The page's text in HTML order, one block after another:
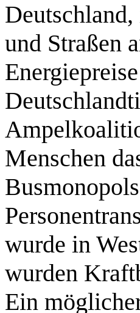
und Straßen
Menschen
wurde in
wurden
Ein